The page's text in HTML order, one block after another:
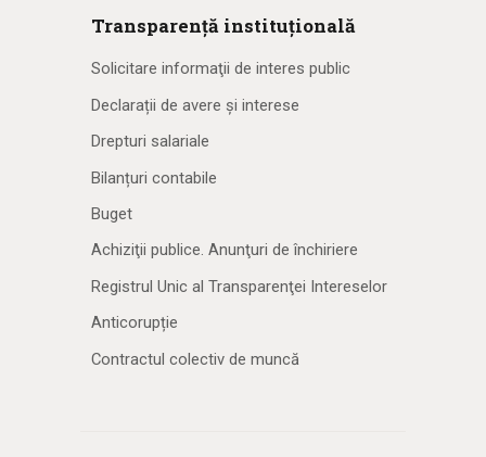
Transparență instituțională
Solicitare informaţii de interes public
Declarații de avere și interese
Drepturi salariale
Bilanțuri contabile
Buget
Achiziţii publice. Anunţuri de închiriere
Registrul Unic al Transparenţei Intereselor
Anticorupție
Contractul colectiv de muncă